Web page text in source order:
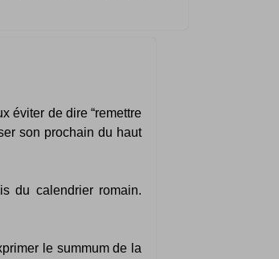
éviter de dire “remettre
son prochain du haut
du calendrier romain.
le summum de la